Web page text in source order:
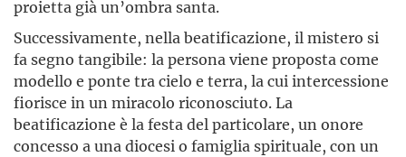
proietta già un’ombra santa.
Successivamente, nella beatificazione, il mistero si
fa segno tangibile: la persona viene proposta come
modello e ponte tra cielo e terra, la cui intercessione
fiorisce in un miracolo riconosciuto. La
beatificazione è la festa del particolare, un onore
concesso a una diocesi o famiglia spirituale, con un